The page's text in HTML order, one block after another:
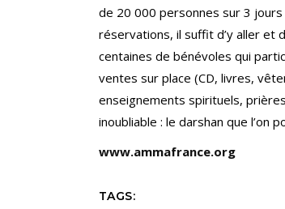
de 20 000 personnes sur 3 jours
réservations, il suffit d’y aller et
centaines de bénévoles qui
ventes sur place (CD, livres,
enseignements spirituels,
inoubliable : le darshan que l’on
www.ammafrance.org
TAGS: